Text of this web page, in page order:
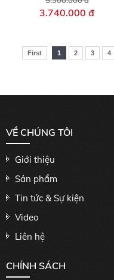
3.740.000 đ
First 1 2 3 4
VỀ CHÚNG TÔI
Giới thiệu
Sản phẩm
Tin tức & Sự kiện
Video
Liên hệ
CHÍNH SÁCH